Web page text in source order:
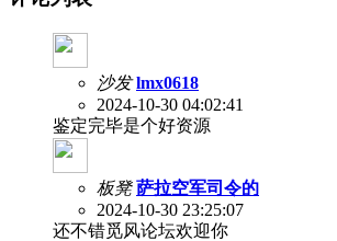
沙发 lmx0618
2024-10-30 04:02:41
鉴定完毕是个好资源
板凳 萨拉空军司令的
2024-10-30 23:25:07
还不错觅风论坛欢迎你